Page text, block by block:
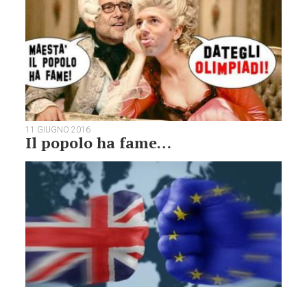
11 GIUGNO 2016
Il popolo ha fame…